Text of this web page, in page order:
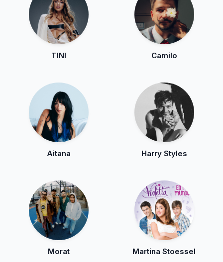
TINI Camilo
Aitana Harry Styles
Morat Martina Stoessel